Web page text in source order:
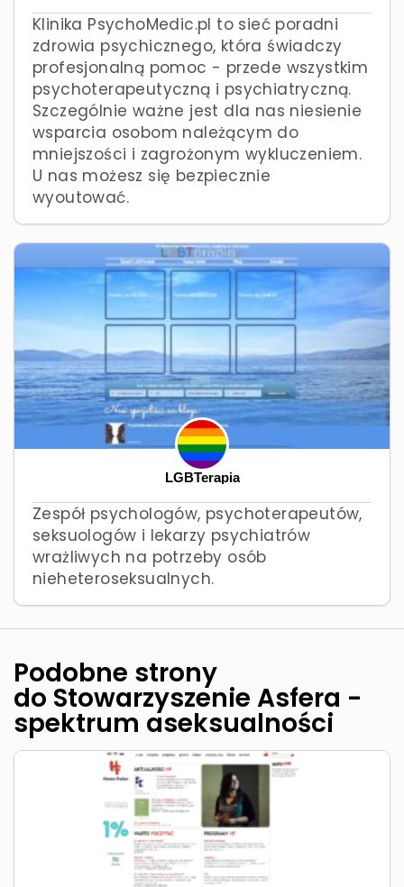
Klinika PsychoMedic.pl to sieć poradni
zdrowia psychicznego, która świadczy
profesjonalną pomoc - przede wszystkim
psychoterapeutyczną i psychiatryczną.
Szczególnie ważne jest dla nas niesienie
wsparcia osobom należącym do
mniejszości i zagrożonym wykluczeniem.
U nas możesz się bezpiecznie
wyoutować.
LGBTerapia
Zespół psychologów, psychoterapeutów,
seksuologów i lekarzy psychiatrów
wrażliwych na potrzeby osób
nieheteroseksualnych.
Podobne strony
do Stowarzyszenie Asfera -
spektrum aseksualności